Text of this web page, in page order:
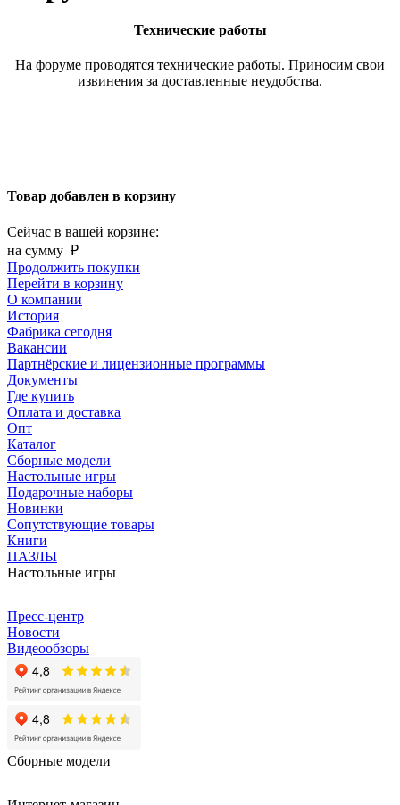
Технические работы
На форуме проводятся технические работы. Приносим свои
извинения за доставленные неудобства.
Товар добавлен в корзину
Сейчас в вашей корзине:
на сумму ₽
Продолжить покупки
Перейти в корзину
О компании
История
Фабрика сегодня
Вакансии
Партнёрские и лицензионные программы
Документы
Где купить
Оплата и доставка
Опт
Каталог
Сборные модели
Настольные игры
Подарочные наборы
Новинки
Сопутствующие товары
Книги
ПАЗЛЫ
Настольные игры
Пресс-центр
Новости
Видеообзоры
Сборные модели